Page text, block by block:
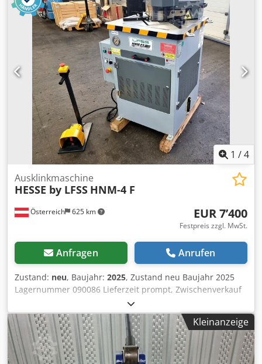
200 kg Abmessung L-B-H 600 x 670 x 1270 mm
Eigenschaften : - Ausklinken mit gratfreiem Schnitt, ohne
Verformung der Schnittkanten - Maschinenkörper aus
hochwertigem Grauguss, Untergestell aus Stahlblech -
Schnittmesser aus oberflächengehärtetem Werkzeugstahl
Crodpfsxcuxkex Akbsf - Kraftschonendes Arbeiten durch
pneumatischen Antrieb - Bedienung mittels Fußpedal,
daher beide Hände frei für das Werkstück -
Großdimensionierter Arbeitstisch mit eingearbeiteten
Skalen - T-Nuten für exakte Führung der schwenkbaren
Anschläge - Schutzabdeckung vor dem Schnittmesser für
hohe Sicherheit Lieferumfang - 1x Satz Schnittmesser - 2x
schwenkbare Materialanschläge - Plexiglas-
Schutzabdeckung - Fußpedal - Untergestell
1 /4
Österreich 625 km
Ausklinkmaschine
HESSE by LFSS HNM-4 F
EUR 7’400
Festpreis zzgl. MwSt.
Anfragen Anrufen
Zustand: neu, Baujahr: 2025, Zustand neu Baujahr 2025
Lagernummer 090086 Lieferzeit prompt, Zwischenverkauf
v Ursprungsland Türkei Preis 7400 € Leasingrate 142.82 €
Lagernd 1 Messerlänge 197 mm Blechstärke (420 N/mm²) 4
mm Codpfxswiqmme Akbjrf Blechstärke (600 N/mm²) 2 mm
Hubzahl 20 1/min Winkel 90 ° Motor 4 kW Länge 890 mm
Breite 780 mm Höhe 1115 mm Gewicht 550 kg
Kleinanzeige